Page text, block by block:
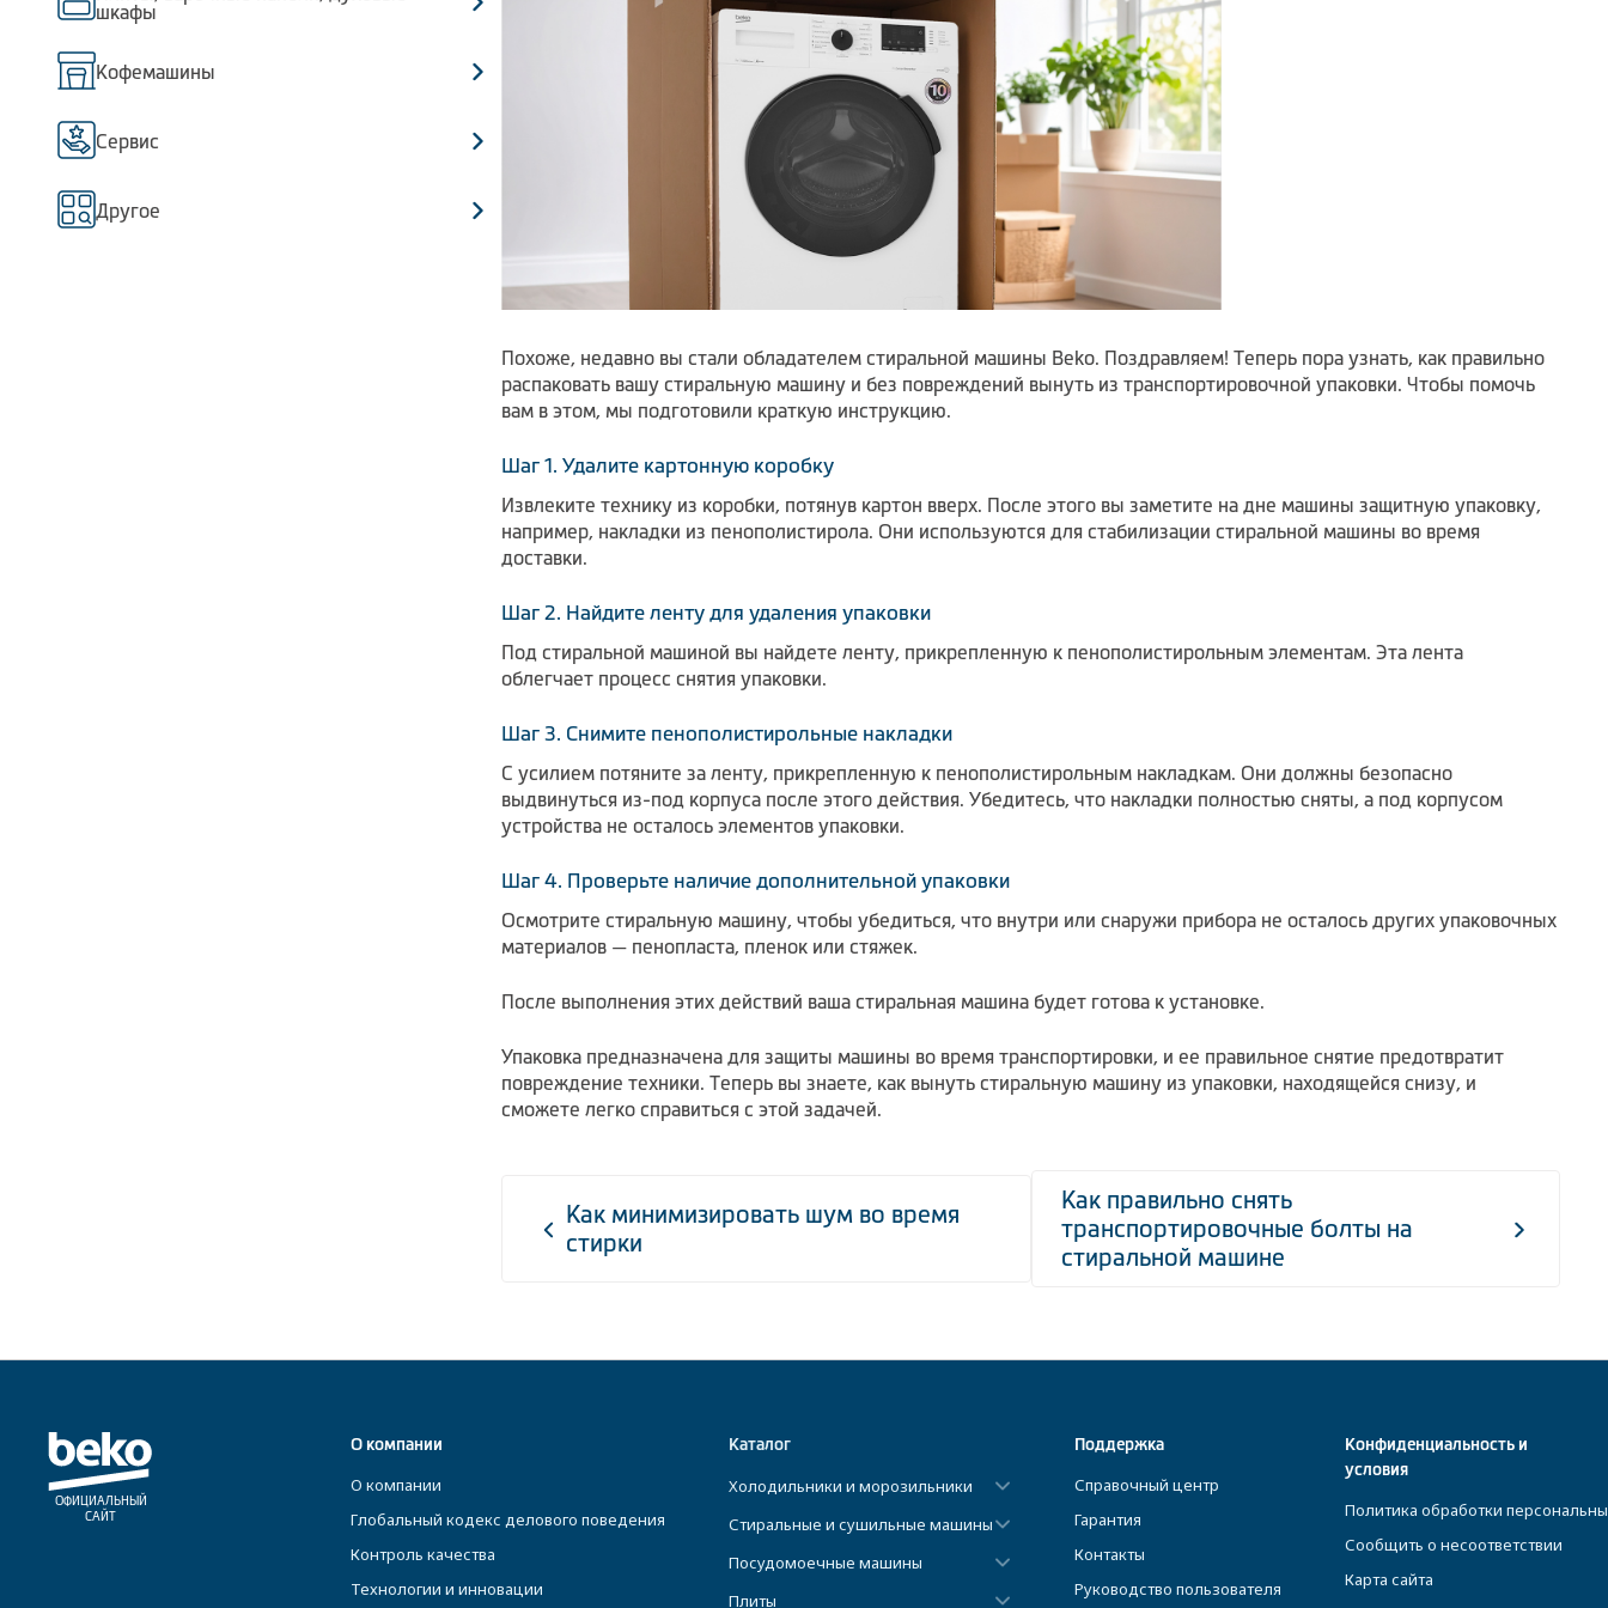
шкафы
Кофемашины
Сервис
Другое
Похоже, недавно вы стали обладателем стиральной машины Beko. Поздравляем! Теперь пора узнать, как правильно
распаковать вашу стиральную машину и без повреждений вынуть из транспортировочной упаковки. Чтобы помочь
вам в этом, мы подготовили краткую инструкцию.
Шаг 1. Удалите картонную коробку
Извлеките технику из коробки, потянув картон вверх. После этого вы заметите на дне машины защитную упаковку,
например, накладки из пенополистирола. Они используются для стабилизации стиральной машины во время
доставки.
Шаг 2. Найдите ленту для удаления упаковки
Под стиральной машиной вы найдете ленту, прикрепленную к пенополистирольным элементам. Эта лента
облегчает процесс снятия упаковки.
Шаг 3. Снимите пенополистирольные накладки
С усилием потяните за ленту, прикрепленную к пенополистирольным накладкам. Они должны безопасно
выдвинуться из-под корпуса после этого действия. Убедитесь, что накладки полностью сняты, а под корпусом
устройства не осталось элементов упаковки.
Шаг 4. Проверьте наличие дополнительной упаковки
Осмотрите стиральную машину, чтобы убедиться, что внутри или снаружи прибора не осталось других упаковочных
материалов — пенопласта, пленок или стяжек.
После выполнения этих действий ваша стиральная машина будет готова к установке.
Упаковка предназначена для защиты машины во время транспортировки, и ее правильное снятие предотвратит
повреждение техники. Теперь вы знаете, как вынуть стиральную машину из упаковки, находящейся снизу, и
сможете легко справиться с этой задачей.
Как минимизировать шум во время
стирки
Как правильно снять
транспортировочные болты на
стиральной машине
ОФИЦИАЛЬНЫЙ
САЙТ
О компании
О компании
Глобальный кодекс делового поведения
Контроль качества
Технологии и инновации
Каталог
Холодильники и морозильники
Стиральные и сушильные машины
Посудомоечные машины
Плиты
Поддержка
Справочный центр
Гарантия
Контакты
Руководство пользователя
Конфиденциальность и
условия
Политика обработки
Сообщить о несоответствии
Карта сайта